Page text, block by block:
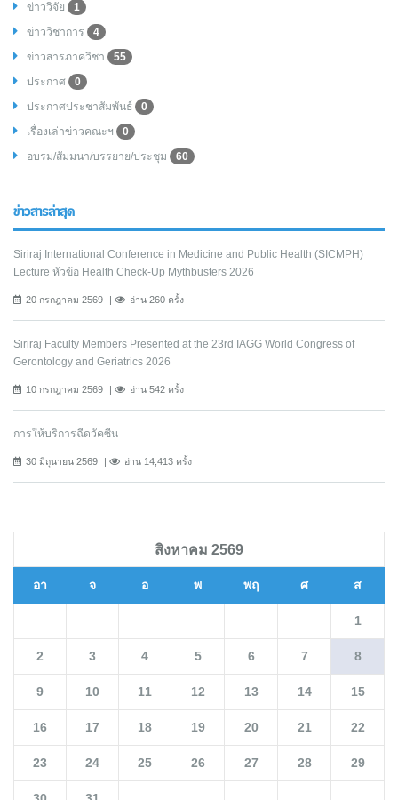
ข่าววิจัย
1
ข่าววิชาการ
4
ข่าวสารภาควิชา
55
ประกาศ
0
ประกาศประชาสัมพันธ์
0
เรื่องเล่าข่าวคณะฯ
0
อบรม/สัมมนา/บรรยาย/ประชุม
60
ข่าวสารล่าสุด
Siriraj International Conference in Medicine and Public Health (SICMPH)
Lecture หัวข้อ Health Check-Up Mythbusters 2026
20 กรกฎาคม 2569 อ่าน 260 ครั้ง
Siriraj Faculty Members Presented at the 23rd IAGG World Congress of
Gerontology and Geriatrics 2026
10 กรกฎาคม 2569 อ่าน 542 ครั้ง
การให้บริการฉีดวัคซีน
30 มิถุนายน 2569 อ่าน 14,413 ครั้ง
สิงหาคม 2569
อา จ อ พ พฤ ศ ส
1
2 3 4 5 6 7 8
9 10 11 12 13 14 15
16 17 18 19 20 21 22
23 24 25 26 27 28 29